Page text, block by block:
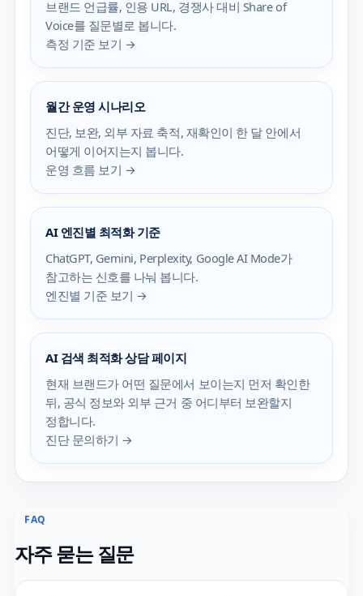
브랜드 언급률, 인용 URL, 경쟁사 대비 Share of
Voice를 질문별로 봅니다.
측정 기준 보기 →
월간 운영 시나리오
진단, 보완, 외부 자료 축적, 재확인이 한 달 안에서
어떻게 이어지는지 봅니다.
운영 흐름 보기 →
AI 엔진별 최적화 기준
ChatGPT, Gemini, Perplexity, Google AI Mode가
참고하는 신호를 나눠 봅니다.
엔진별 기준 보기 →
AI 검색 최적화 상담 페이지
현재 브랜드가 어떤 질문에서 보이는지 먼저 확인한
뒤, 공식 정보와 외부 근거 중 어디부터 보완할지
정합니다.
진단 문의하기 →
FAQ
자주 묻는 질문